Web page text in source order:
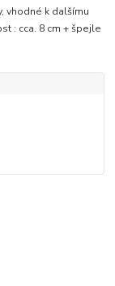
vhodné k dalšímu
: cca. 8 cm + špejle